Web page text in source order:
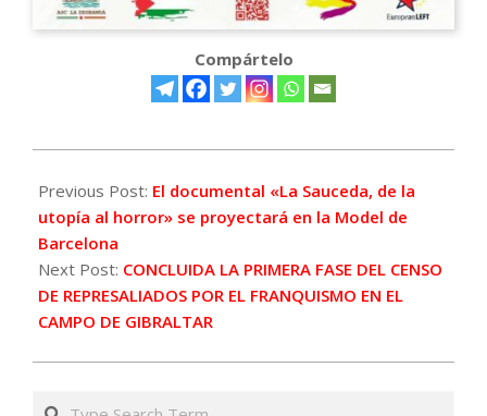
Compártelo
01-
09
Previous Post: El documental «La Sauceda, de la
utopía al horror» se proyectará en la Model de
Barcelona
Next Post: CONCLUIDA LA PRIMERA FASE DEL CENSO
DE REPRESALIADOS POR EL FRANQUISMO EN EL
CAMPO DE GIBRALTAR
Search